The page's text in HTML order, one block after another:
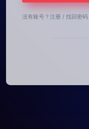
没有账号？ 注册 / 找回密码